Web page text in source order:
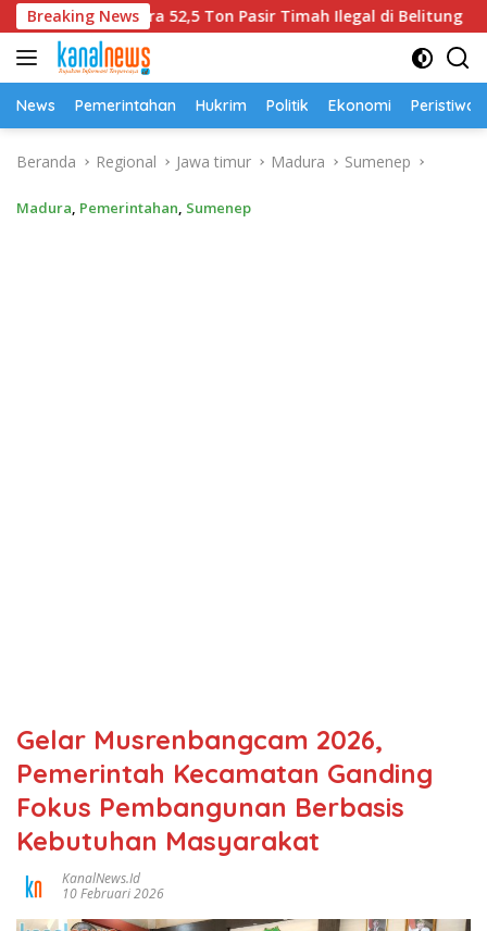
Langsung
ke
konten
Breaking News
52,5 Ton Pasir Timah Ilegal di Belitung Universitas
News Pemerintahan Hukrim Politik Ekonomi Peristiwa
Beranda Regional Jawa timur Madura Sumenep
Madura, Pemerintahan, Sumenep
Gelar Musrenbangcam 2026,
Pemerintah Kecamatan Ganding
Fokus Pembangunan Berbasis
Kebutuhan Masyarakat
KanalNews.id
10 Februari 2026